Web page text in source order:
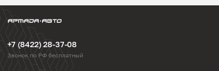
+7 (8422) 28-37-08
Звонок по РФ бесплатный